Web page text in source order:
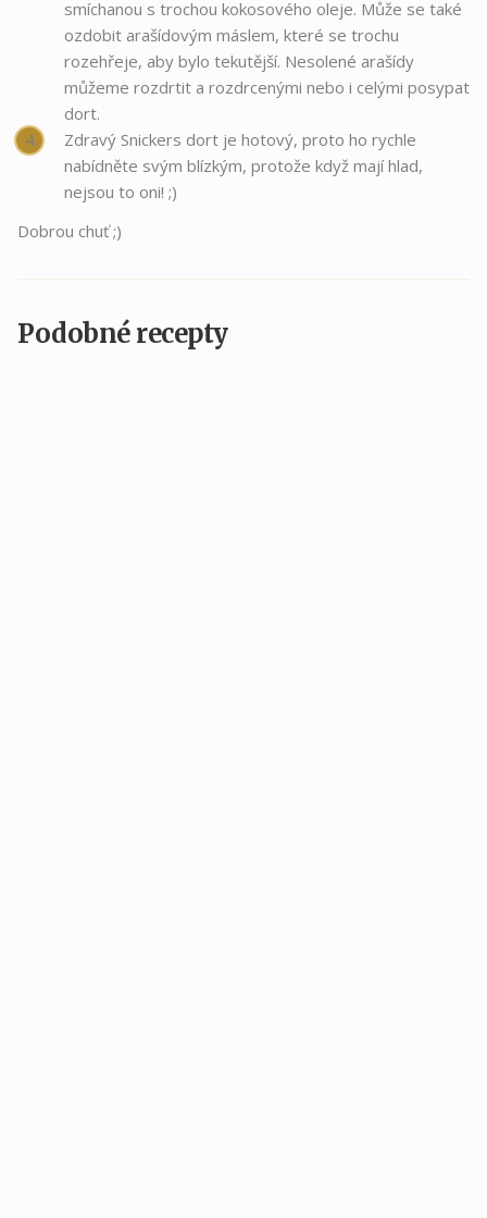
smíchanou s trochou kokosového oleje. Může se také
ozdobit arašídovým máslem, které se trochu
rozehřeje, aby bylo tekutější. Nesolené arašídy
můžeme rozdrtit a rozdrcenými nebo i celými posypat
dort.
Zdravý Snickers dort je hotový, proto ho rychle
nabídněte svým blízkým, protože když mají hlad,
nejsou to oni! ;)
Dobrou chuť ;)
Podobné recepty